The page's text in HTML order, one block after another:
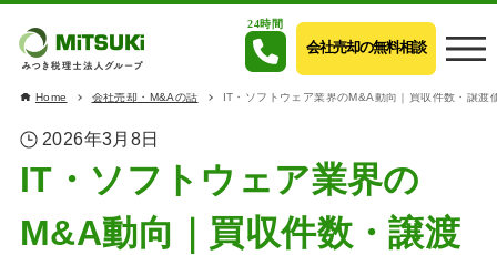
24時間
会社売却の無料相談
Home 会社売却・M&Aの話 IT・ソフトウェア業界のM&A動向｜買収件数・譲渡
2026年3月8日
IT・ソフトウェア業界の
M&A動向｜買収件数・譲渡